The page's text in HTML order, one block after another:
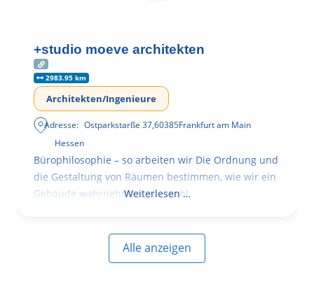
+studio moeve architekten
2983.95 km
Architekten/Ingenieure
Adresse: Ostparkstarße 37,60385Frankfurt am Main
Hessen
Bürophilosophie – so arbeiten wir Die Ordnung und
die Gestaltung von Räumen bestimmen, wie wir ein
Gebäude wahrnehmen, wie wohl
Weiterlesen …
Alle anzeigen